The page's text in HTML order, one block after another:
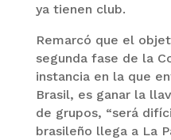
ya tienen club.
Remarcó que el
segunda fase de la
instancia en la que
Brasil, es ganar la
de grupos, “será
brasileño llega a La